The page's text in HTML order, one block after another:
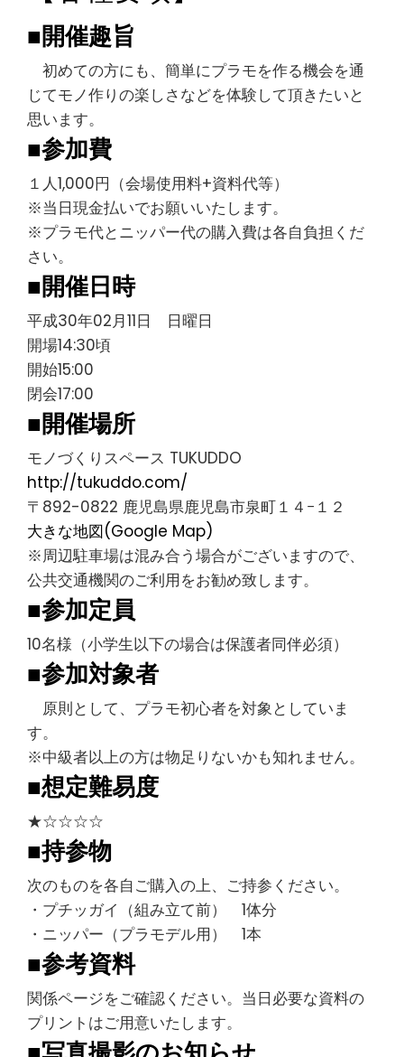
■開催趣旨
初めての方にも、簡単にプラモを作る機会を通
じてモノ作りの楽しさなどを体験して頂きたいと
思います。
■参加費
１人1,000円（会場使用料+資料代等）
※当日現金払いでお願いいたします。
※プラモ代とニッパー代の購入費は各自負担くだ
さい。
■開催日時
平成30年02月11日 日曜日
開場14:30頃
開始15:00
閉会17:00
■開催場所
モノづくりスペース TUKUDDO
http://tukuddo.com/
〒892-0822 鹿児島県鹿児島市泉町１４−１２
大きな地図(Google Map)
※周辺駐車場は混み合う場合がございますので、
公共交通機関のご利用をお勧め致します。
■参加定員
10名様（小学生以下の場合は保護者同伴必須）
■参加対象者
原則として、プラモ初心者を対象としていま
す。
※中級者以上の方は物足りないかも知れません。
■想定難易度
★☆☆☆☆
■持参物
次のものを各自ご購入の上、ご持参ください。
・プチッガイ（組み立て前） 1体分
・ニッパー（プラモデル用） 1本
■参考資料
関係ページをご確認ください。当日必要な資料の
プリントはご用意いたします。